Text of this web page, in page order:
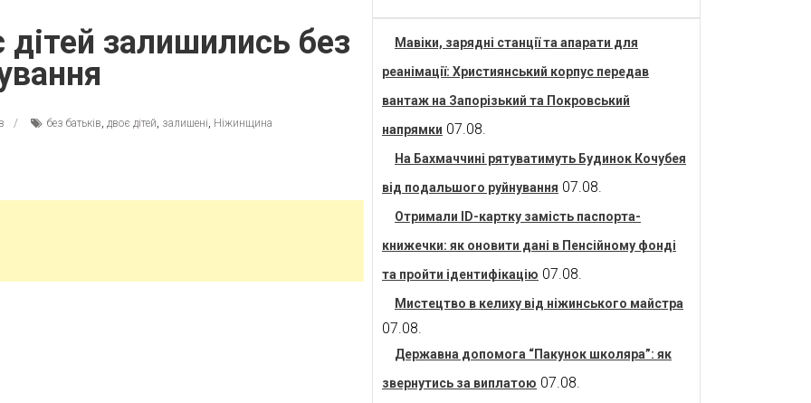
залишились без
без батьків двоє дітей залишені Ніжинщина
Мавіки, зарядні станції та апарати для
реанімації: Християнський корпус передав
вантаж на Запорізький та Покровський
напрямки 07.08.
На Бахмаччині рятуватимуть Будинок Кочубея
від подальшого руйнування 07.08.
Отримали ID-картку замість паспорта-
книжечки: як оновити дані в Пенсійному фонді
та пройти ідентифікацію 07.08.
Мистецтво в келиху від ніжинського майстра
07.08.
Державна допомога “Пакунок школяра”: як
звернутись за виплатою 07.08.